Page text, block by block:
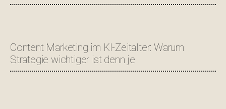
Content Marketing im KI-Zeitalter: Warum
Strategie wichtiger ist denn je